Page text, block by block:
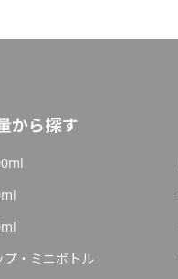
から探す
プ・ミニボトル